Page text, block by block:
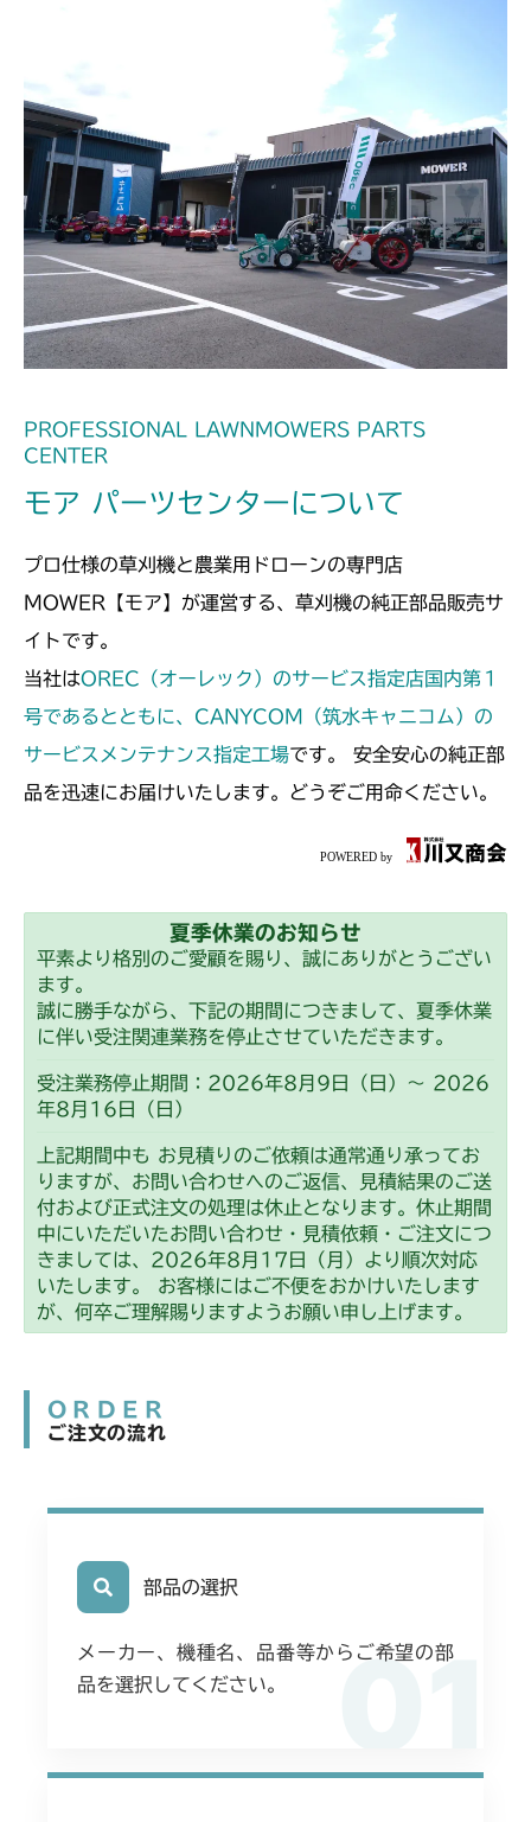
本体 FIG13 動力伝達(走行)
本体 FIG14 動力伝達(走行)
本体 FIG14 動力伝達(走行)
CMX1402RC
本体 FIG12 動力伝達(走行)
CMX1402HC
本体 FIG13 動力伝達(235A)
CMX186
本体 FIG14 動力伝達(走行)
CMX224
本体 FIG19 動力伝達(走行)
CMX227
本体 FIG18 動力伝達(走行)
CMX251
CMX253
本体 FIG18 動力伝達(走行)
CMX2202RC
本体 FIG26 動力伝達(走行)
CMX2202YCV/YCS
本体 FIG17 動力伝達(走行)
CMX2504
本体 FIG14 動力伝達(走行)
PROFESSIONAL LAWNMOWERS PARTS
CENTER
モア パーツセンターについて
プロ仕様の草刈機と農業用ドローンの専門店
MOWER【モア】が運営する、草刈機の純正部品販売サ
イトです。
当社はOREC（オーレック）のサービス指定店国内第１
号であるとともに、CANYCOM（筑水キャニコム）の
サービスメンテナンス指定工場です。 安全安心の純正部
品を迅速にお届けいたします。どうぞご用命ください。
夏季休業のお知らせ
平素より格別のご愛顧を賜り、誠にありがとうござい
ます。
誠に勝手ながら、下記の期間につきまして、夏季休業
に伴い受注関連業務を停止させていただきます。
受注業務停止期間：2026年8月9日（日）～ 2026
年8月16日（日）
上記期間中も お見積りのご依頼は通常通り承ってお
りますが、お問い合わせへのご返信、見積結果のご送
付および正式注文の処理は休止となります。休止期間
中にいただいたお問い合わせ・見積依頼・ご注文につ
きましては、2026年8月17日（月）より順次対応
いたします。 お客様にはご不便をおかけいたします
が、何卒ご理解賜りますようお願い申し上げます。
ORDER
ご注文の流れ
01
部品の選択
メーカー、機種名、品番等からご希望の部
品を選択してください。